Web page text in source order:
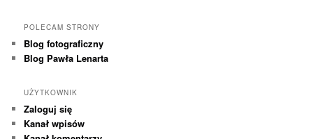
POLECAM STRONY
Blog fotograficzny
Blog Pawła Lenarta
UŻYTKOWNIK
Zaloguj się
Kanał wpisów